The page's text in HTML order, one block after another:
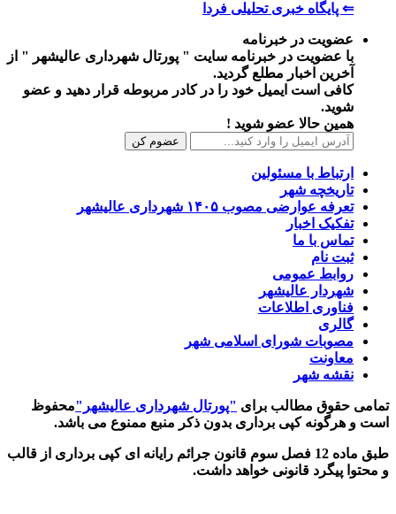
⇐ پایگاه خبری تحلیلی فردا
عضویت در خبرنامه
با عضویت در خبرنامه سایت " پورتال شهرداری عالیشهر " از
آخرین اخبار مطلع گردید.
کافی است ایمیل خود را در کادر مربوطه قرار دهید و عضو
شوید.
همین حالا عضو شوید !
ارتباط با مسئولین
تاریخچه شهر
تعرفه عوارضی مصوب ۱۴۰۵ شهرداری عالیشهر
تفکیک اخبار
تماس با ما
ثبت نام
روابط عمومی
شهردار عالیشهر
فناوری اطلاعات
گالری
مصوبات شورای اسلامی شهر
معاونت
نقشه شهر
تمامی حقوق مطالب برای "پورتال شهرداری عالیشهر"محفوظ
است و هرگونه کپی برداری بدون ذکر منبع ممنوع می باشد.
طبق ماده 12 فصل سوم قانون جرائم رایانه ای کپی برداری از قالب
و محتوا پیگرد قانونی خواهد داشت.